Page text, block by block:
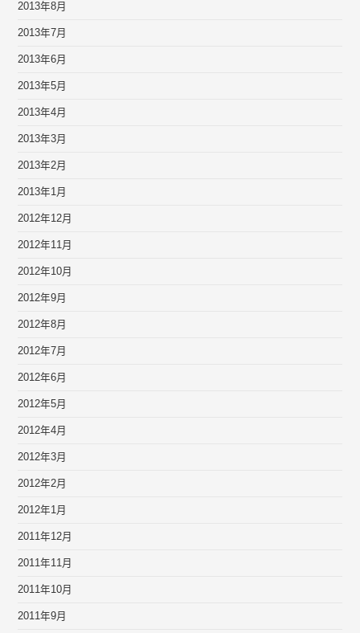
2013年8月
2013年7月
2013年6月
2013年5月
2013年4月
2013年3月
2013年2月
2013年1月
2012年12月
2012年11月
2012年10月
2012年9月
2012年8月
2012年7月
2012年6月
2012年5月
2012年4月
2012年3月
2012年2月
2012年1月
2011年12月
2011年11月
2011年10月
2011年9月